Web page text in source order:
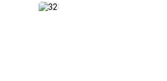
осуществляет весь